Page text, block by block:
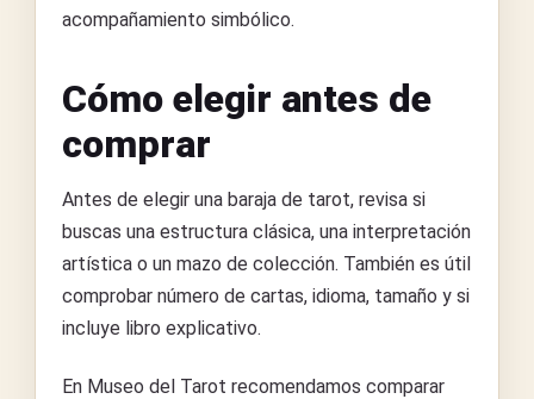
acompañamiento simbólico.
Cómo elegir antes de
comprar
Antes de elegir una baraja de tarot, revisa si
buscas una estructura clásica, una interpretación
artística o un mazo de colección. También es útil
comprobar número de cartas, idioma, tamaño y si
incluye libro explicativo.
En Museo del Tarot recomendamos comparar